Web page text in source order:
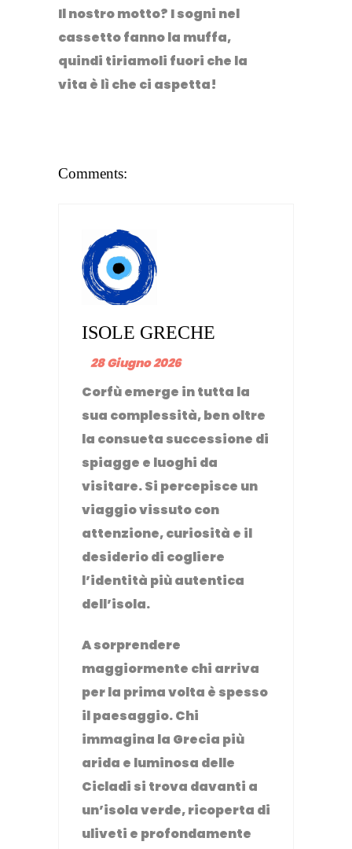
Il nostro motto? I sogni nel
cassetto fanno la muffa,
quindi tiriamoli fuori che la
vita è lì che ci aspetta!
Comments:
ISOLE GRECHE
28 Giugno 2026
Corfù emerge in tutta la
sua complessità, ben oltre
la consueta successione di
spiagge e luoghi da
visitare. Si percepisce un
viaggio vissuto con
attenzione, curiosità e il
desiderio di cogliere
l’identità più autentica
dell’isola.
A sorprendere
maggiormente chi arriva
per la prima volta è spesso
il paesaggio. Chi
immagina la Grecia più
arida e luminosa delle
Cicladi si trova davanti a
un’isola verde, ricoperta di
uliveti e profondamente